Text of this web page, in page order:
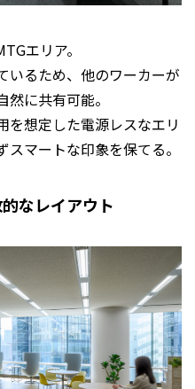
エリア。
いるため、他のワーカーが
に共有可能。
を想定した電源レスなエリ
マートな印象を保てる。
なレイアウト